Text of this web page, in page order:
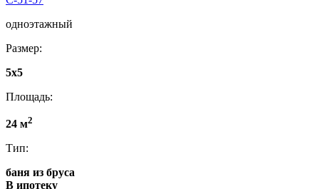
одноэтажный
Размер:
5х5
Площадь:
24 м2
Тип:
баня из бруса
В ипотеку